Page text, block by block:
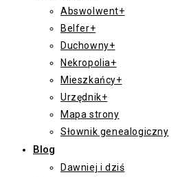
Abswolwent+
Belfer+
Duchowny+
Nekropolia+
Mieszkańcy+
Urzędnik+
Mapa strony
Słownik genealogiczny
Blog
Dawniej i dziś